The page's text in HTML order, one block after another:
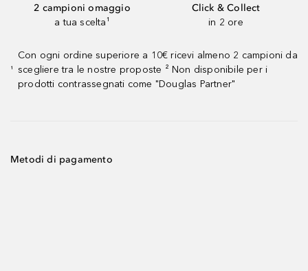
2 campioni omaggio
a tua scelta¹
Click & Collect
in 2 ore
¹
Con ogni ordine superiore a 10€ ricevi almeno 2 campioni da
scegliere tra le nostre proposte ² Non disponibile per i
prodotti contrassegnati come "Douglas Partner"
Metodi di pagamento